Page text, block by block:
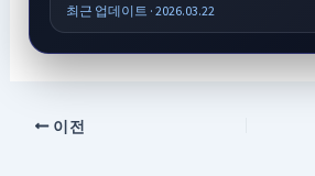
최근 업데이트 · 2026.03.22
이전